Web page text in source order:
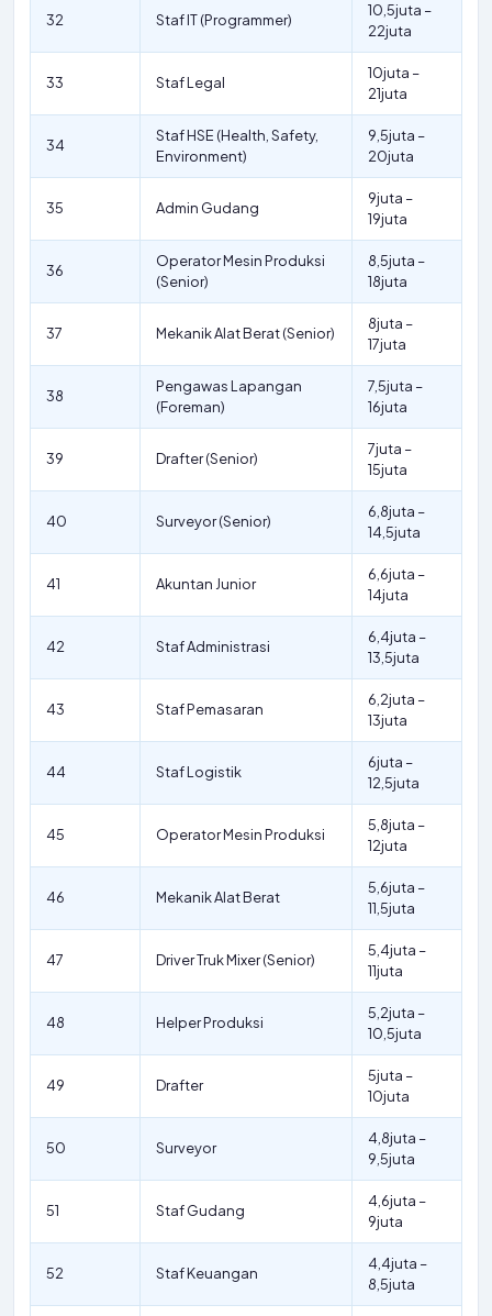
32 Staf IT (Programmer)
10,5juta –
22juta
33 Staf Legal
10juta –
21juta
34
Staf HSE (Health, Safety,
Environment)
9,5juta –
20juta
35 Admin Gudang
9juta –
19juta
36
Operator Mesin Produksi
(Senior)
8,5juta –
18juta
37 Mekanik Alat Berat (Senior)
8juta –
17juta
38
Pengawas Lapangan
(Foreman)
7,5juta –
16juta
39 Drafter (Senior)
7juta –
15juta
40 Surveyor (Senior)
6,8juta –
14,5juta
41 Akuntan Junior
6,6juta –
14juta
42 Staf Administrasi
6,4juta –
13,5juta
43 Staf Pemasaran
6,2juta –
13juta
44 Staf Logistik
6juta –
12,5juta
45 Operator Mesin Produksi
5,8juta –
12juta
46 Mekanik Alat Berat
5,6juta –
11,5juta
47 Driver Truk Mixer (Senior)
5,4juta –
11juta
48 Helper Produksi
5,2juta –
10,5juta
49 Drafter
5juta –
10juta
50 Surveyor
4,8juta –
9,5juta
51 Staf Gudang
4,6juta –
9juta
52 Staf Keuangan
4,4juta –
8,5juta